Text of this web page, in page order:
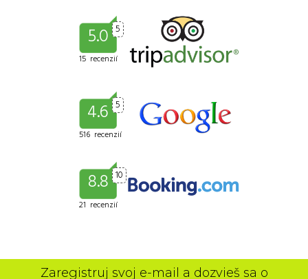
5.0 5
15 recenzií
4.6 5
516 recenzií
8.8 10
21 recenzií
Zaregistruj svoj e-mail a dozvieš sa o